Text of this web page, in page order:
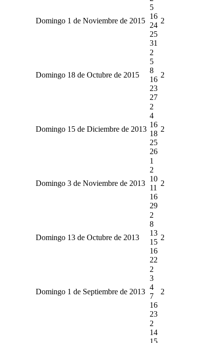
Domingo 1 de Noviembre de 2015
5
16
24
25
31
2
Domingo 18 de Octubre de 2015
2
5
8
16
23
27
2
Domingo 15 de Diciembre de 2013
2
4
16
18
25
26
2
Domingo 3 de Noviembre de 2013
1
2
10
11
16
29
2
Domingo 13 de Octubre de 2013
2
8
13
15
16
22
2
Domingo 1 de Septiembre de 2013
2
3
4
7
16
23
2
2
14
15